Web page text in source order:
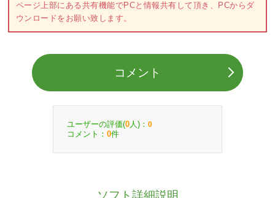
ページ上部にある共有機能でPCと情報共有して頂き、PCからダ
ウンロードをお願い致します。
コメント
ユーザーの評価(0 人)： 0
コメント： 0件
ソフト詳細説明